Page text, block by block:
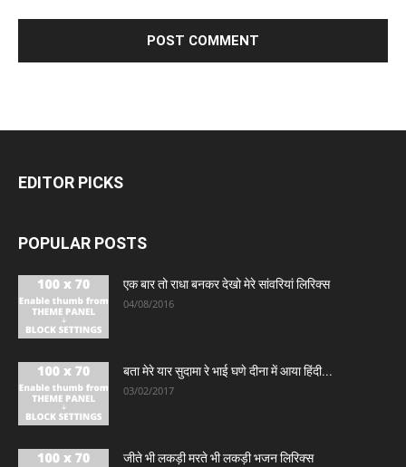
EDITOR PICKS
POPULAR POSTS
एक बार तो राधा बनकर देखो मेरे सांवरियां लिरिक्स
04/08/2016
बता मेरे यार सुदामा रे भाई घणे दीना में आया हिंदी...
03/02/2017
जीते भी लकड़ी मरते भी लकड़ी भजन लिरिक्स